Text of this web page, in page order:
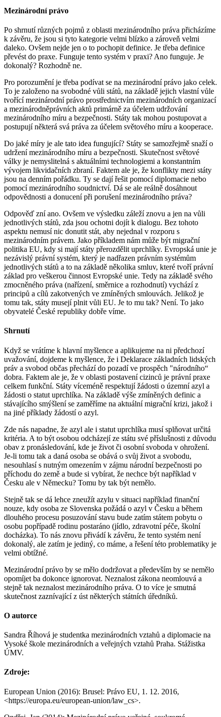
Mezinárodní právo
Po shrnutí různých pojmů z oblasti mezinárodního práva přicházíme
k závěru, že jsou si tyto kategorie velmi blízko a zároveň velmi
daleko. Ovšem nejde jen o to pochopit definice. Je třeba definice
převést do praxe. Funguje tento systém v praxi? Ano funguje. Je
dokonalý? Rozhodně ne.
Pro porozumění je třeba podívat se na mezinárodní právo jako celek.
To je založeno na svobodné vůli států, na základě jejich vlastní vůle
tvořící mezinárodní právo prostřednictvím mezinárodních organizací
a mezinárodněprávních aktů primárně za účelem udržování
mezinárodního míru a bezpečnosti. Státy tak mohou postupovat a
postupují některá svá práva za účelem světového míru a kooperace.
Do jaké míry je ale tato idea fungující? Státy se samozřejmě snaží o
udržení mezinárodního míru a bezpečnosti. Skutečnost světové
války je nemyslitelná s aktuálními technologiemi a konstantním
vývojem likvidačních zbraní. Faktem ale je, že konflikty mezi státy
jsou na denním pořádku. Ty se dají řešit pomocí diplomacie nebo
pomocí mezinárodního soudnictví. Dá se ale reálně dosáhnout
odpovědnosti a donucení při porušení mezinárodního práva?
Odpověď zní ano. Ovšem ve výsledku záleží znovu a jen na vůli
jednotlivých států, zda jsou ochotni dojít k dialogu. Bez tohoto
aspektu nemusí nic donutit stát, aby nejednal v rozporu s
mezinárodním právem. Jako příkladem nám může být migrační
politika EU, kdy si mají státy přerozdělit uprchlíky. Evropská unie je
nezávislý právní systém, který je nadřazen právním systémům
jednotlivých států a to na základě několika smluv, které tvoří právní
základ pro veškerou činnost Evropské unie. Tedy na základě svého
zmocněného práva (nařízení, směrnice a rozhodnutí) vychází z
principů a cílů zakotvených ve zmíněných smlouvách. Jelikož je
tomu tak, státy musejí plnit vůli EU. Je to mu tak? Není. To jako
obyvatelé České republiky dobře víme.
Shrnutí
Když se vrátíme k hlavní myšlence a aplikujeme na ni předchozí
uvažování, dojdeme k myšlence, že i Deklarace základních lidských
práv a svobod občas přechází do pozadí ve prospěch "národního“
dobra. Faktem ale je, že v oblasti postavení cizinců je právní praxe
celkem funkční. Státy víceméně respektují žádosti o územní azyl a
žádosti o statut uprchlíka. Na základě výše zmíněných definic a
stávajícího smýšlení se zaměříme na aktuální migrační krizi, jakož i
na jiné příklady žádostí o azyl.
Zde nás napadne, že azyl ale i statut uprchlíka musí splňovat určitá
kritéria. A to být osobou odcházejí ze státu své příslušnosti z důvodu
obav z pronásledování, kde je život či osobní svoboda v ohrožení.
Je-li tomu tak a daná osoba se obává o svůj život a svobodu,
nesouhlasí s nutným omezením v zájmu národní bezpečnosti po
příchodu do země a bude si vybírat, že nechce být například v
Česku ale v Německu? Tomu by tak být nemělo.
Stejně tak se dá lehce zneužít azylu v situaci například finanční
nouze, kdy osoba ze Slovenska požádá o azyl v Česku a během
dlouhého procesu posuzování stavu bude zatím státem pobytu o
osobu popřípadě rodinu postaráno (jídlo, zdravotní péče, školní
docházka). To nás znovu přivádí k závěru, že tento systém není
dokonalý, ale zatím je jediný, co máme, a řešení této problematiky je
velmi obtížné.
Mezinárodní právo by se mělo dodržovat a především by se nemělo
opomíjet ba dokonce ignorovat. Neznalost zákona neomlouvá a
stejně tak neznalost mezinárodního práva. O to více je smutná
skutečnost zaznívající z úst některých státních úředníků.
O autorce
Sandra Říhová je studentka mezinárodních vztahů a diplomacie na
Vysoké škole mezinárodních a veřejných vztahů Praha. Stážistka
ÚMV.
Zdroje:
European Union (2016): Brusel: Právo EU, 1. 12. 2016,
<https://europa.eu/european-union/law_cs>.